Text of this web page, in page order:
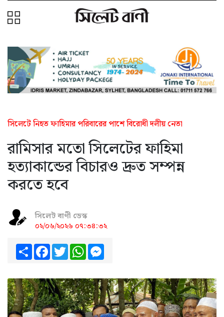
সিলেটে নিহত ফাহিমার পরিবারের পাশে বিরোধী দলীয় নেতা
রামিসার মতো সিলেটের ফাহিমা
হত্যাকান্ডের বিচারও দ্রুত সম্পন্ন
করতে হবে
সিলেট বাণী ডেস্ক
০২/০৬/২০২৬ ০৭:৩৪:৩২
ShareFacebook
TwitterWhatsApp